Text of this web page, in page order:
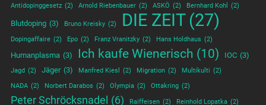
Antidopinggesetz (2) Arnold Riebenbauer (2) ASKÖ (2) Bernhard Kohl (2)
Blutdoping (3) Bruno Kreisky (2) DIE ZEIT (27)
Dopingaffaire (2) Epo (2) Franz Vranitzky (2) Hans Holdhaus (2)
Humanplasma (3) Ich kaufe Wienerisch (10) IOC (3)
Jagd (2) Jäger (3) Manfred Kiesl (2) Migration (2) Multikulti (2)
NADA (2) Norbert Darabos (2) Olympia (2) Ottakring (2)
Peter Schröcksnadel (6) Raiffeisen (2) Reinhold Lopatka (2)